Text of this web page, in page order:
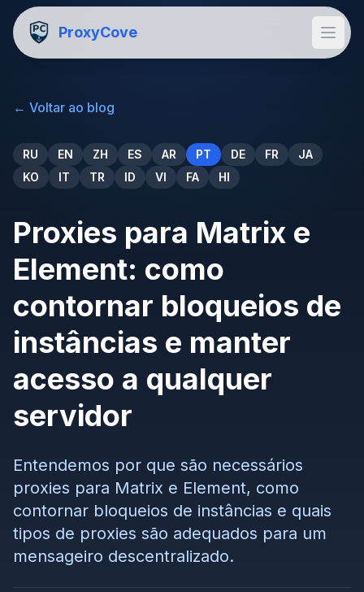
ProxyCove
← Voltar ao blog
RU EN ZH ES AR PT DE FR
JA
KO
IT TR ID VI FA HI
Proxies para Matrix e
Element: como
contornar bloqueios de
instâncias e manter
acesso a qualquer
servidor
Entendemos por que são necessários
proxies para Matrix e Element, como
contornar bloqueios de instâncias e quais
tipos de proxies são adequados para um
mensageiro descentralizado.